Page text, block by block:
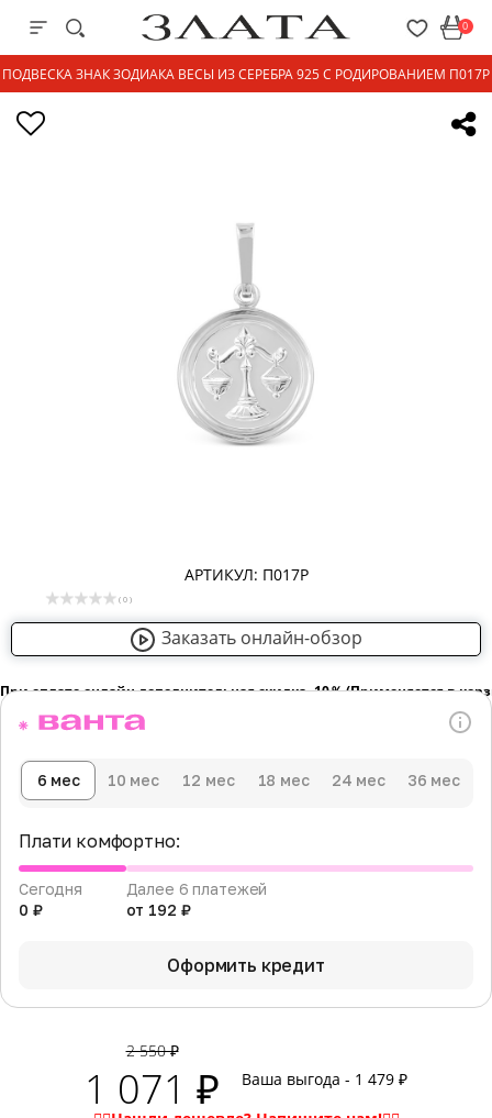
0
ПОДВЕСКА ЗНАК ЗОДИАКА ВЕСЫ ИЗ СЕРЕБРА 925 С РОДИРОВАНИЕМ П017Р
АРТИКУЛ: П017Р
( 0 )
Заказать онлайн-обзор
При оплате онлайн дополнительная скидка -10％ (Применяется в
2 550 ₽
1 071 ₽ Ваша выгода - 1 479 ₽
6 мес 10 мес 12 мес 18 мес 24 мес 36 мес
Плати комфортно:
Сегодня
0 ₽
Далее 6 платежей
от 192 ₽
Оформить кредит